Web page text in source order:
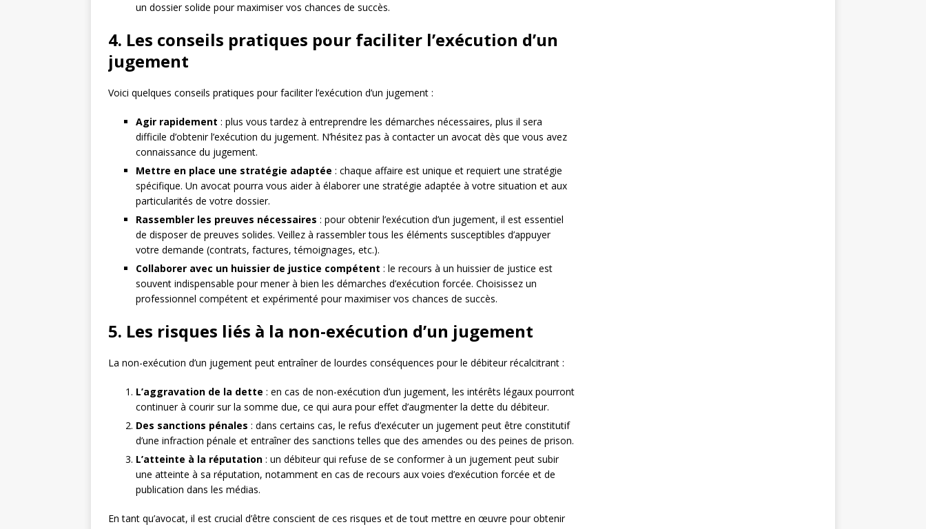
un dossier solide pour maximiser vos chances de succès.
4. Les conseils pratiques pour faciliter l’exécution d’un
jugement
Voici quelques conseils pratiques pour faciliter l’exécution d’un jugement :
Agir rapidement : plus vous tardez à entreprendre les démarches nécessaires, plus il sera
difficile d’obtenir l’exécution du jugement. N’hésitez pas à contacter un avocat dès que vous avez
connaissance du jugement.
Mettre en place une stratégie adaptée : chaque affaire est unique et requiert une stratégie
spécifique. Un avocat pourra vous aider à élaborer une stratégie adaptée à votre situation et aux
particularités de votre dossier.
Rassembler les preuves nécessaires : pour obtenir l’exécution d’un jugement, il est essentiel
de disposer de preuves solides. Veillez à rassembler tous les éléments susceptibles d’appuyer
votre demande (contrats, factures, témoignages, etc.).
Collaborer avec un huissier de justice compétent : le recours à un huissier de justice est
souvent indispensable pour mener à bien les démarches d’exécution forcée. Choisissez un
professionnel compétent et expérimenté pour maximiser vos chances de succès.
5. Les risques liés à la non-exécution d’un jugement
La non-exécution d’un jugement peut entraîner de lourdes conséquences pour le débiteur récalcitrant :
L’aggravation de la dette : en cas de non-exécution d’un jugement, les intérêts légaux pourront
continuer à courir sur la somme due, ce qui aura pour effet d’augmenter la dette du débiteur.
Des sanctions pénales : dans certains cas, le refus d’exécuter un jugement peut être constitutif
d’une infraction pénale et entraîner des sanctions telles que des amendes ou des peines de prison.
L’atteinte à la réputation : un débiteur qui refuse de se conformer à un jugement peut subir
une atteinte à sa réputation, notamment en cas de recours aux voies d’exécution forcée et de
publication dans les médias.
En tant qu’avocat, il est crucial d’être conscient de ces risques et de tout mettre en œuvre pour obtenir